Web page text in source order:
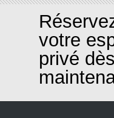
votre
privé dès